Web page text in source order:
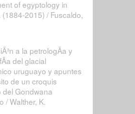
of egyptology in
(1884-2015) / Fuscaldo,
a la petrologÃ­a y
del glacial
uruguayo y apuntes
de un croquis
del Gondwana
/ Walther, K.